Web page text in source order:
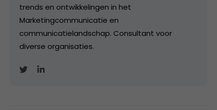
trends en ontwikkelingen in het
Marketingcommunicatie en
communicatielandschap. Consultant voor
diverse organisaties.